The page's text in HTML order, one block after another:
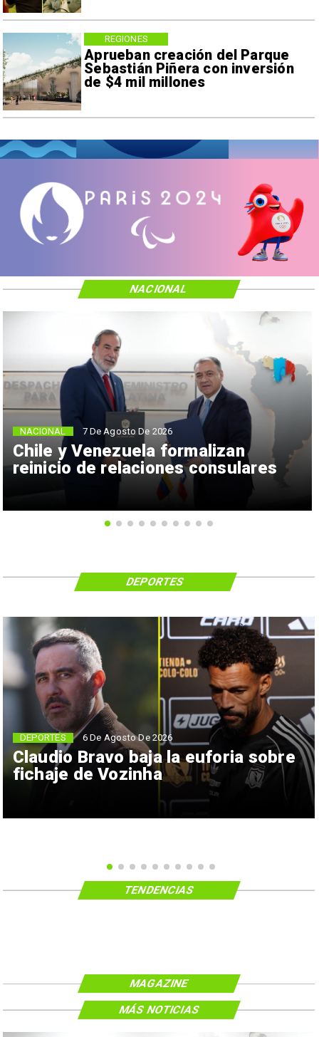
Aprueban creación del Parque
Sebastián Piñera con inversión
de $4 mil millones
REGIONES
Chile y Venezuela formalizan
reinicio de relaciones consulares
NACIONAL 7 De Agosto De 2026
NACIONAL
Claudio Bravo baja la euforia sobre
fichaje de Vozinha
DEPORTES 6 De Agosto De 2026
DEPORTES
TENDENCIAS
MAGAZINE
MÁS NOTICIAS